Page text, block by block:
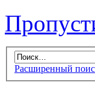
Расширенный